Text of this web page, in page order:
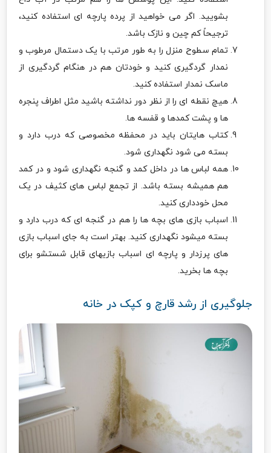
بشویید. اگر می خواهید از پرده پارچه ای استفاده کنید،
ترجیحاً کم چین و نازک باشد.
تمام سطوح منزل را به طور مرتب با یک دستمال مرطوب و
نمدار گردگیری کنید و خودتان هم در هنگام گردگیری از
ماسک نمدار استفاده کنید.
هیچ نقطه ای را از نظر دور نداشته باشید مثل اطراف پنجره
ها و پشت کمدها و قفسه ها.
کتاب هایتان باید در محفظه مخصوصی که درب دارد و
بسته می شود نگهداری شود.
همه لباس ها در داخل کمد و گنجه نگهداری شود و در کمد
هم همیشه بسته باشد. از تجمع لباس های کثیف در یک
محل خودداری کنید.
اسباب بازی های بچه ها را هم در گنجه ای که درب دارد و
بسته میشود نگهداری کنید. بهتر است به جای اسباب بازی
های پرزدار و پارچه ای اسباب بازیهای قابل شستشو برای
بچه ها بخرید.
جلوگیری از رشد قارچ و کپک در خانه